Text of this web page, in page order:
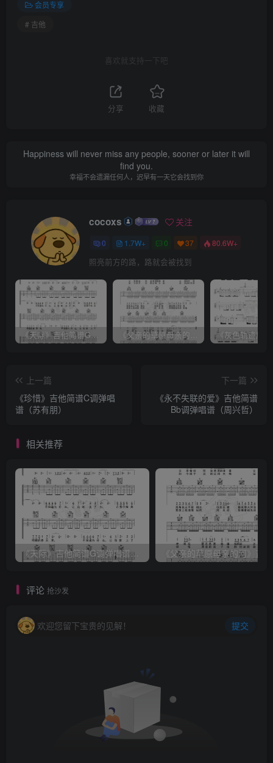
会员专享
# 吉他
喜欢就支持一下吧
分享 收藏
Happiness will never miss any people, sooner or later it will
find you.
幸福不会遗漏任何人，迟早有一天它会找到你
cocoxs 关注
0 1.7W+ 0 37 80.6W+
照亮前方的路，路就会被找到
上一篇
《珍惜》吉他简谱C调弹唱
谱（苏有朋）
下一篇
《永不失联的爱》吉他简谱
Bb调弹唱谱（周兴哲）
相关推荐
《天际》吉他简谱G调弹唱谱（姜玉阳）
评论 抢沙发
欢迎您留下宝贵的见解！ 提交